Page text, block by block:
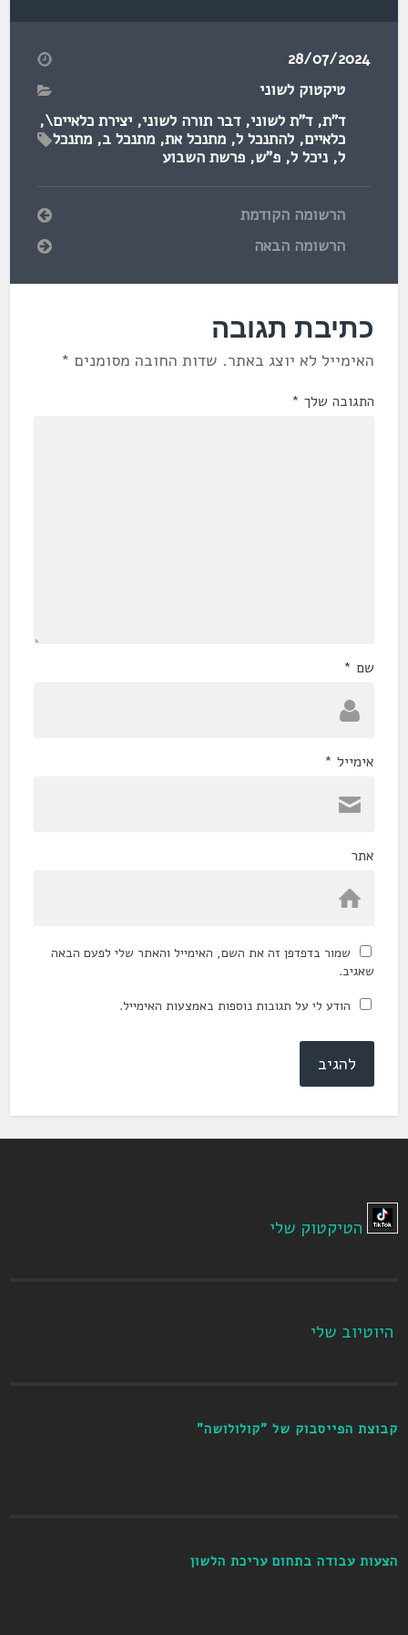
28/07/2024
טיקטוק לשוני
ד"ת,ד"ת לשוני,דבר תורה לשוני,יצירת כלאיים\,
כלאיים,להתנכל ל,מתנכל את,מתנכל ב,מתנכל
ל,ניכל ל,פ"ש,פרשת השבוע
הרשומה הקודמת
הרשומה הבאה
כתיבת תגובה
האימייל לא יוצג באתר. שדות החובה מסומנים *
התגובה שלך *
שם *
אימייל *
אתר
שמור בדפדפן זה את השם, האימייל והאתר שלי לפעם הבאה
שאגיב.
הודע לי על תגובות נוספות באמצעות האימייל.
הטיקטוק שלי
היוטיוב שלי
קבוצת הפייסבוק של "קולולושה"
הצעות עבודה בתחום עריכת הלשון